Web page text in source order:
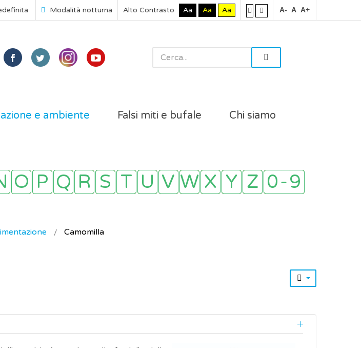
Modalità notturna Alto Contrasto Aa Aa Aa A- A A+
e ambiente Falsi miti e bufale Chi siamo
Camomilla